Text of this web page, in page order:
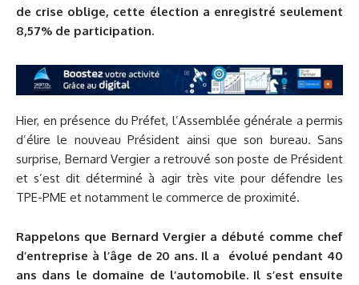
de crise oblige, cette élection a enregistré seulement
8,57% de participation.
Hier, en présence du Préfet, l’Assemblée générale a permis
d’élire le nouveau Président ainsi que son bureau. Sans
surprise, Bernard Vergier a retrouvé son poste de Président
et s’est dit déterminé à agir très vite pour défendre les
TPE-PME et notamment le commerce de proximité.
Rappelons que Bernard Vergier a débuté comme chef
d’entreprise à l’âge de 20 ans. Il a évolué pendant 40
ans dans le domaine de l’automobile. Il s’est ensuite